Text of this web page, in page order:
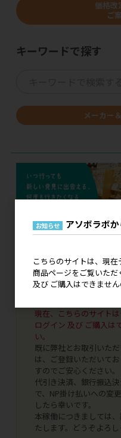
価格改
ご
キーワードで探す
メーカー
現在、こちらのサイトは
ログイン 及び ご購入は
い。
既に弊社とお取引いた
は、ご登録いただいて
すのでご安心ください。
代引き決済、銀行振込
で、NP掛け払いへの変
したら幸いです。
本稼働につきましては
たします。どうぞよろし
お知らせ アソボラボ
こちらのサイトは、現在
商品ページをご覧いた
及び ご購入はできません